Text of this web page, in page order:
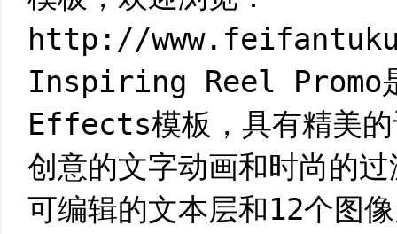
http://
Inspiring Reel Promo
Effects模板，具有精美的
创意的文字动画和时尚的
可编辑的文本层和12个图